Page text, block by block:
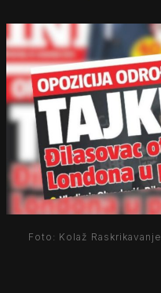
Foto: Kolaž Raskrikavanje